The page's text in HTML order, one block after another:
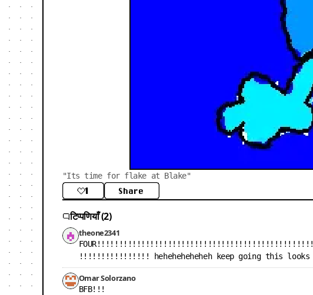
"Its time for flake at Blake"
1 Share
टिप्पणियाँ (2)
theone2341
!!!!!!!!!!!!!!!! heheheheheheh keep going this looks
Omar Solorzano
BFB!!!